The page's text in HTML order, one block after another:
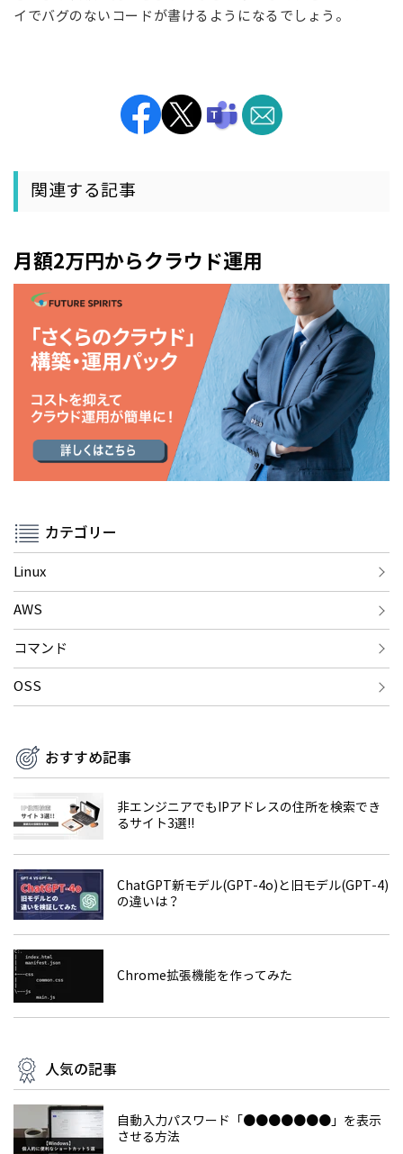
イでバグのないコードが書けるようになるでしょう。
関連する記事
月額2万円からクラウド運用
カテゴリー
Linux
AWS
コマンド
OSS
おすすめ記事
非エンジニアでもIPアドレスの住所を検索でき
るサイト3選!!
ChatGPT新モデル(GPT-4o)と旧モデル(GPT-4)
の違いは？
Chrome拡張機能を作ってみた
人気の記事
自動入力パスワード「●●●●●●●」を表示
させる方法